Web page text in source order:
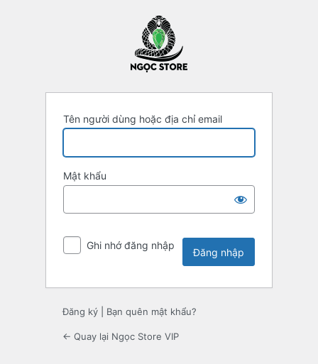
Tên người dùng hoặc địa chỉ email
Mật khẩu
Ghi nhớ đăng nhập
Đăng ký Bạn quên mật khẩu?
← Quay lại Ngọc Store VIP